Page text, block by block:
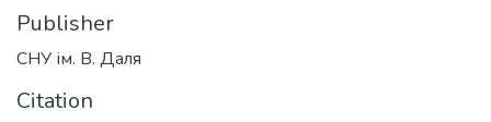
Publisher
СНУ ім. В. Даля
Citation